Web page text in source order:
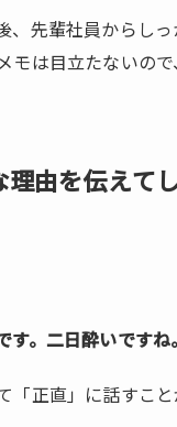
、先輩社員からし
モは目立たないの
由を伝えてし
。二日酔いですね
「正直」に話すこ